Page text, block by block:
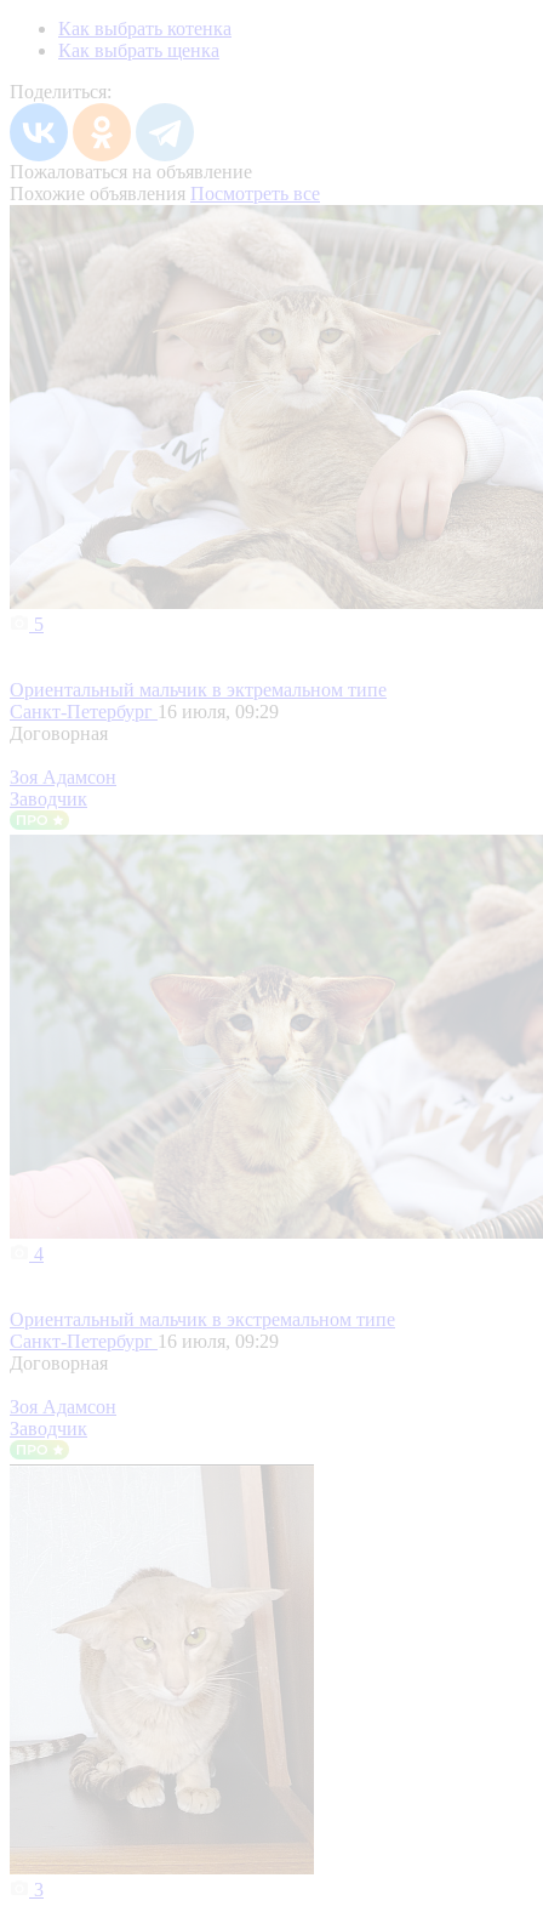
Как выбрать котенка
Как выбрать щенка
Поделиться:
Пожаловаться на объявление
Похожие объявления Посмотреть все
5
Ориентальный мальчик в эктремальном типе
Санкт-Петербург 16 июля, 09:29
Договорная
Зоя Адамсон
Заводчик
4
Ориентальный мальчик в экстремальном типе
Санкт-Петербург 16 июля, 09:29
Договорная
Зоя Адамсон
Заводчик
3